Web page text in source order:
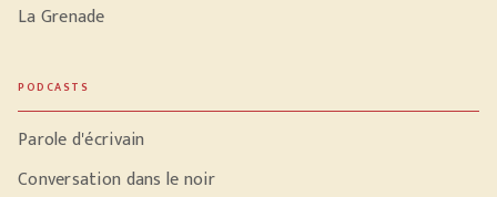
La Grenade
PODCASTS
Parole d'écrivain
Conversation dans le noir